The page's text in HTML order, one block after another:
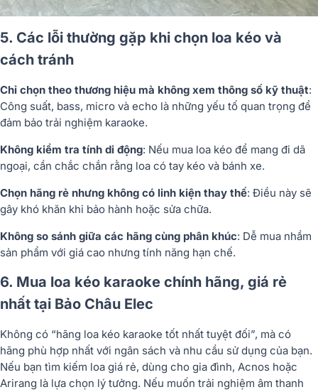
5. Các lỗi thường gặp khi chọn loa kéo và
cách tránh
Chỉ chọn theo thương hiệu mà không xem thông số kỹ thuật:
Công suất, bass, micro và echo là những yếu tố quan trọng để
đảm bảo trải nghiệm karaoke.
Không kiểm tra tính di động: Nếu mua loa kéo để mang đi dã
ngoại, cần chắc chắn rằng loa có tay kéo và bánh xe.
Chọn hãng rẻ nhưng không có linh kiện thay thế: Điều này sẽ
gây khó khăn khi bảo hành hoặc sửa chữa.
Không so sánh giữa các hãng cùng phân khúc: Dễ mua nhầm
sản phẩm với giá cao nhưng tính năng hạn chế.
6. Mua loa kéo karaoke chính hãng, giá rẻ
nhất tại Bảo Châu Elec
Không có “hãng loa kéo karaoke tốt nhất tuyệt đối”, mà có
hãng phù hợp nhất với ngân sách và nhu cầu sử dụng của bạn.
Nếu bạn tìm kiếm loa giá rẻ, dùng cho gia đình, Acnos hoặc
Arirang là lựa chọn lý tưởng. Nếu muốn trải nghiệm âm thanh